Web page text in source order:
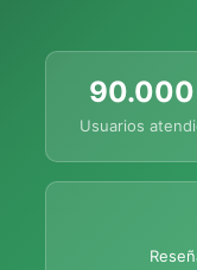
Usuarios